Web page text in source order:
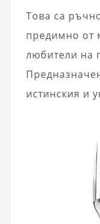
Това са
предимно от
любители на
истинския и